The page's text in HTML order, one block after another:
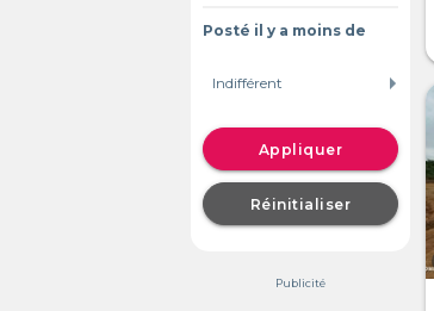
Posté il y a moins de
Appliquer
Réinitialiser
Publicité